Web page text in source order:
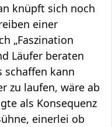
knüpft sich noch
einer
„Faszination
Läufer beraten
schaffen kann
zu laufen, wäre ab
als Konsequenz
einerlei ob